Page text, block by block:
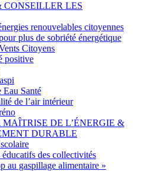
CONSEILLER LES
renouvelables citoyennes
plus de sobriété énergétique
Citoyens
positive
Santé
de l’air intérieur
DE L’ÉNERGIE &
DURABLE
éducatifs des collectivités
au gaspillage alimentaire »